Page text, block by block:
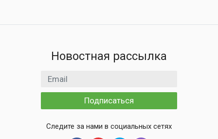
Новостная рассылка
Email адрес
Подписаться
Следите за нами в социальных сетях